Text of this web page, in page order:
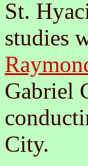
St.
studies
Gabriel
City.